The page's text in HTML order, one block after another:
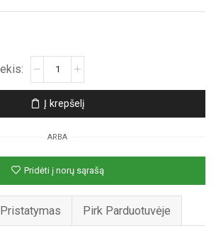
Folinis
helio
„Rožinis
motoroleris“
Į krepšelį
ARBA
Pridėti į norų sąrašą
Pristatymas Pirk Parduotuvėje